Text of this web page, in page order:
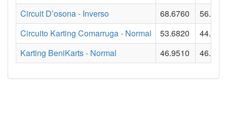
Circuit D’osona - Inverso
68.6760
Circuito Karting Comarruga - Normal
53.6820
Karting BeniKarts - Normal
46.9510